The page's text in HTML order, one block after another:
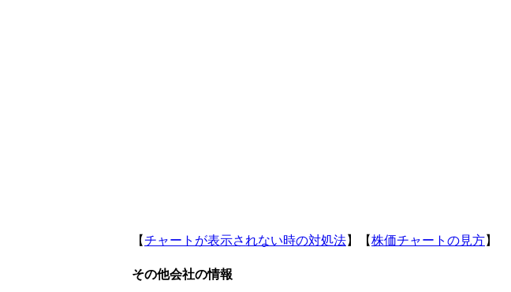
【チャートが表示されない時の対処法】【株価チャートの見方】
その他会社の情報